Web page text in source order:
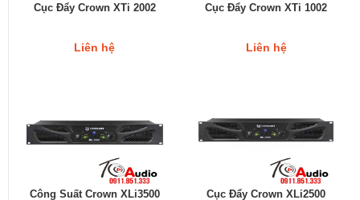
Cục Đẩy Crown XTi 2002
Liên hệ
Cục Đẩy Crown XTi 1002
Liên hệ
Công Suất Crown XLi3500 Cục Đẩy Crown XLi2500